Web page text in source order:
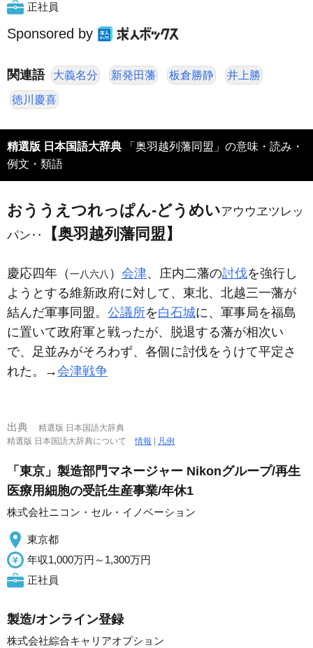
正社員
Sponsored by
関連語 大義名分 新発田藩 板倉勝静 井上勝
徳川慶喜
精選版 日本国語大辞典 「奥羽越列藩同盟」の意味・読み・
例文・類語
おううえつれっぱん‐どうめいアウウヱツレッ
パン‥
【奥羽越列藩同盟】
慶応四年（一八六八 ） 会津、庄内二藩の討伐を強行し
ようとする維新政府に対して、東北、北越三一藩が
結んだ軍事同盟。 公議所を白石城に、軍事局を福島
に置いて政府軍と戦ったが、脱退する藩が相次い
で、足並みがそろわず、各個に討伐をうけて平定さ
れた。→会津戦争
出典
精選版 日本国語大辞典
精選版 日本国語大辞典について情報 | 凡例
「東京」製造部門マネージャー Nikonグループ/再生
医療用細胞の受託生産事業/年休1
株式会社ニコン・セル・イノベーション
東京都
年収1,000万円～1,300万円
正社員
製造/オンライン登録
株式会社綜合キャリアオプション